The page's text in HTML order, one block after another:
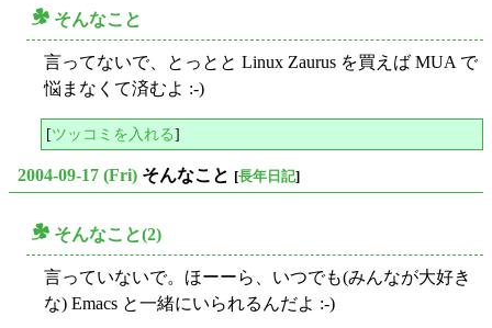
そんなこと
言ってないで、とっとと Linux Zaurus を買えば MUA で
悩まなくて済むよ :-)
[ツッコミを入れる]
2004-09-17 (Fri) そんなこと [長年日記]
そんなこと(2)
言っていないで。ほーーら、いつでも(みんなが大好き
な) Emacs と一緒にいられるんだよ :-)